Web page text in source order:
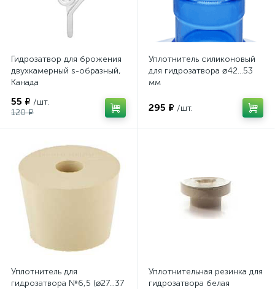
Гидрозатвор для брожения
двухкамерный s-образный,
Канада
55 ₽ /шт.
120 ₽
Уплотнитель силиконовый
для гидрозатвора ⌀42…53
мм
295 ₽ /шт.
Уплотнитель для
гидрозатвора №6,5 (⌀27…37
Уплотнительная резинка для
гидрозатвора белая